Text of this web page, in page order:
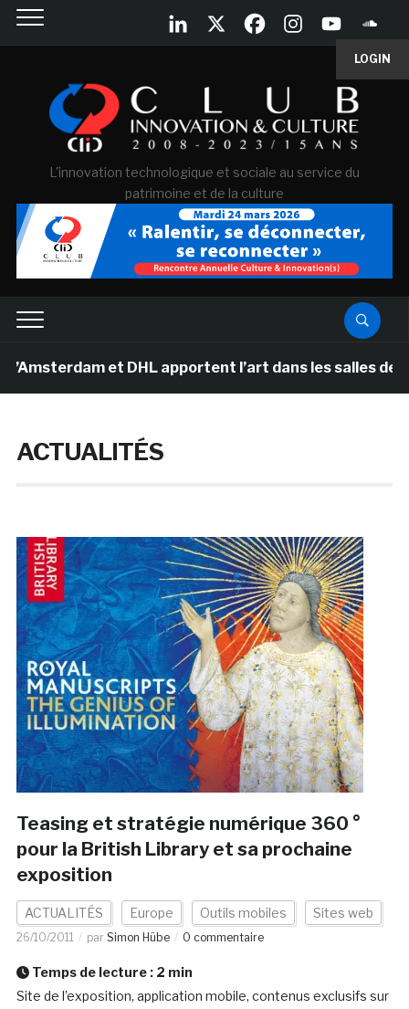
LOGIN
L'innovation technologique et sociale au service du
patrimoine et de la culture
et DHL apportent l’art dans les salles de classe
ACTUALITÉS
Teasing et stratégie numérique 360 °
pour la British Library et sa prochaine
exposition
ACTUALITÉS Europe Outils mobiles Sites web
26/10/2011 par Simon Hübe 0 commentaire
Temps de lecture : 2 min
Site de l’exposition, application mobile, contenus exclusifs sur